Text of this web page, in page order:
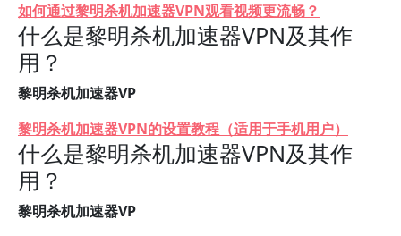
如何通过黎明杀机加速器VPN观看视频更流畅？
什么是黎明杀机加速器VPN及其作
用？
黎明杀机加速器VP
黎明杀机加速器VPN的设置教程（适用于手机用户）
什么是黎明杀机加速器VPN及其作
用？
黎明杀机加速器VP